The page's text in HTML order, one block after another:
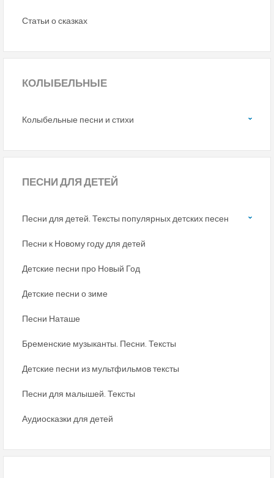
Статьи о сказках
КОЛЫБЕЛЬНЫЕ
Колыбельные песни и стихи
ПЕСНИДЛЯ ДЕТЕЙ
Песни для детей. Тексты популярных детских песен
Песни к Новому году для детей
Детские песни про Новый Год
Детские песни о зиме
Песни Наташе
Бременские музыканты. Песни. Тексты
Детские песни из мультфильмов тексты
Песни для малышей. Тексты
Аудиосказки для детей